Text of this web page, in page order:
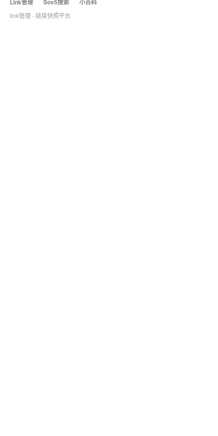
Link管理 · Sov5搜索 · 小百科
link管理 - 链接快照平台